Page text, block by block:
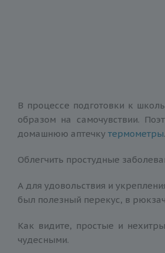
В процессе подготовки к
образом на самочувствии.
домашнюю аптечку термометры.
Облегчить простудные
А для удовольствия и
был полезный перекус, в
Как видите, простые и
чудесными.